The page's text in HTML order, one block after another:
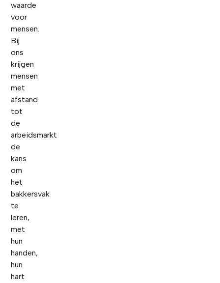
waarde
voor
mensen.
Bij
ons
krijgen
mensen
met
afstand
tot
de
arbeidsmarkt
de
kans
om
het
bakkersvak
te
leren,
met
hun
handen,
hun
hart